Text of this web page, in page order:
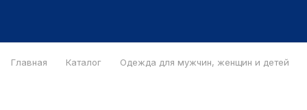
Главная Каталог Одежда для мужчин, женщин и детей